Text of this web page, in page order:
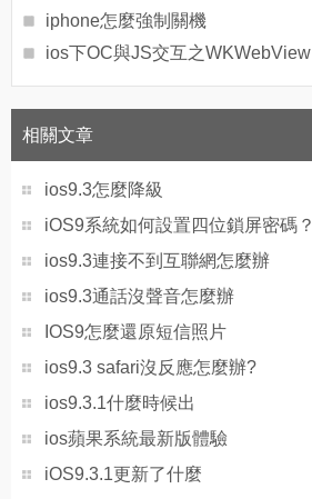
iphone怎麼強制關機
ios下OC與JS交互之WKWebView
相關文章
ios9.3怎麼降級
iOS9系統如何設置四位鎖屏密碼？
ios9.3連接不到互聯網怎麼辦
ios9.3通話沒聲音怎麼辦
IOS9怎麼還原短信照片
ios9.3 safari沒反應怎麼辦?
ios9.3.1什麼時候出
ios蘋果系統最新版體驗
iOS9.3.1更新了什麼